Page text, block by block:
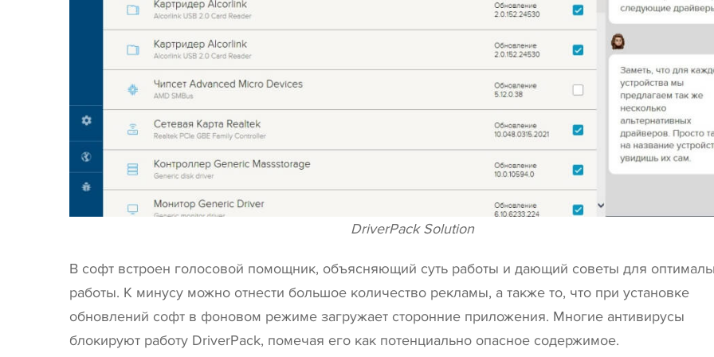
DriverPack Solution
В софт встроен голосовой помощник, объясняющий суть работы и дающий советы для
работы. К минусу можно отнести большое количество рекламы, а также то, что при установке
обновлений софт в фоновом режиме загружает сторонние приложения. Многие антивирусы
блокируют работу DriverPack, помечая его как потенциально опасное содержимое.